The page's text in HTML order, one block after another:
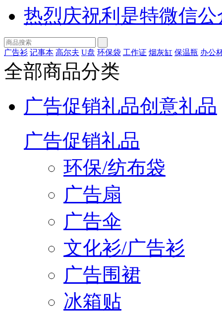
热烈庆祝利是特微信
广告衫 记事本 高尔夫 U盘 环保袋 工作证 烟灰缸 保温瓶 办公
全部商品分类
广告促销礼品创意礼品
广告促销礼品
环保/纺布袋
广告扇
广告伞
文化衫/广告衫
广告围裙
冰箱贴